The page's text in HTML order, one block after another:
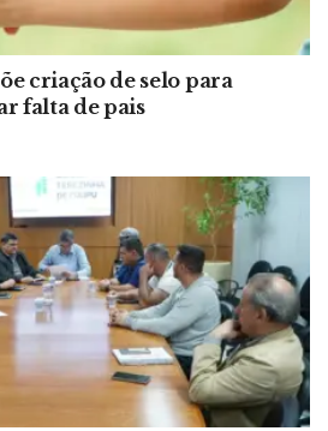
criação de selo para
falta de pais